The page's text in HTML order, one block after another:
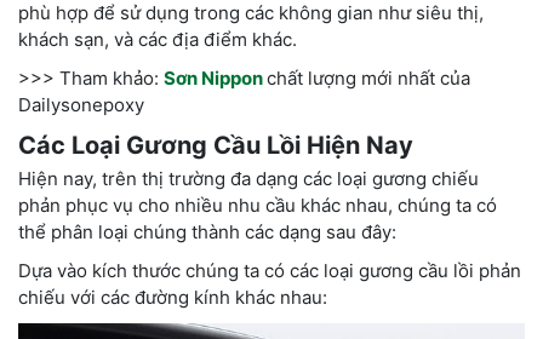
phù hợp để sử dụng trong các không gian như siêu thị,
khách sạn, và các địa điểm khác.
>>> Tham khảo: Sơn Nipponchất lượng mới nhất của
Dailysonepoxy
Các Loại Gương Cầu Lồi Hiện Nay
Hiện nay, trên thị trường đa dạng các loại gương chiếu
phản phục vụ cho nhiều nhu cầu khác nhau, chúng ta có
thể phân loại chúng thành các dạng sau đây:
Dựa vào kích thước chúng ta có các loại gương cầu lồi phản
chiếu với các đường kính khác nhau: